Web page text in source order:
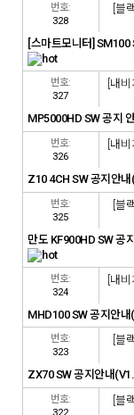
번호:
328
[블
번호:
327
[내
[스마트모니터] SM100
번호:
326
[내
MP5000HD SW 공지
번호:
325
[블
Z10 4CH SW 공지안
번호:
324
[내
만도 KF900HD SW 공
번호:
323
[블
MHD100 SW 공지안
번호:
[블
ZX70 SW 공지안내